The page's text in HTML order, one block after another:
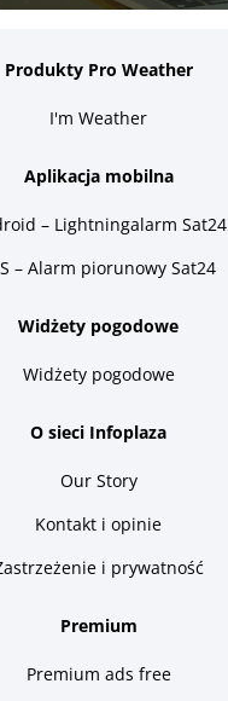
Produkty Pro Weather
I'm Weather
Aplikacja mobilna
– Lightningalarm Sat24
– Alarm piorunowy Sat24
Widżety pogodowe
Widżety pogodowe
O sieci Infoplaza
Our Story
Kontakt i opinie
i prywatność
Premium
Premium ads free